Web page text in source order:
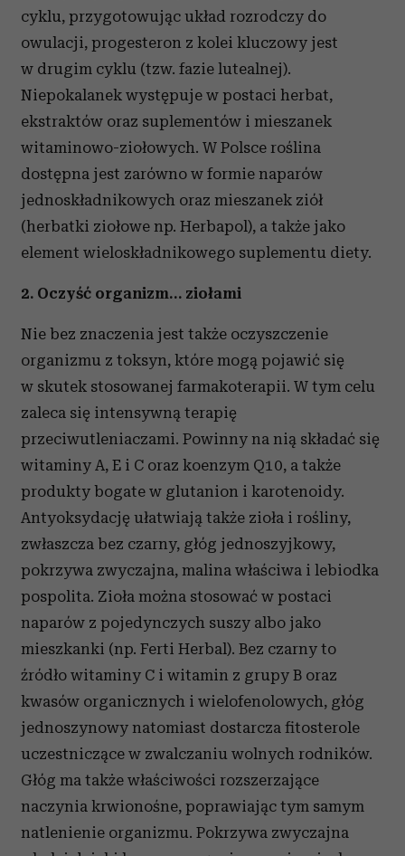
cyklu, przygotowując układ rozrodczy do
owulacji, progesteron z kolei kluczowy jest
w drugim cyklu (tzw. fazie lutealnej).
Niepokalanek występuje w postaci herbat,
ekstraktów oraz suplementów i mieszanek
witaminowo-ziołowych. W Polsce roślina
dostępna jest zarówno w formie naparów
jednoskładnikowych oraz mieszanek ziół
(herbatki ziołowe np. Herbapol), a także jako
element wieloskładnikowego suplementu diety.
2. Oczyść organizm… ziołami
Nie bez znaczenia jest także oczyszczenie
organizmu z toksyn, które mogą pojawić się
w skutek stosowanej farmakoterapii. W tym celu
zaleca się intensywną terapię
przeciwutleniaczami. Powinny na nią składać się
witaminy A, E i C oraz koenzym Q10, a także
produkty bogate w glutanion i karotenoidy.
Antyoksydację ułatwiają także zioła i rośliny,
zwłaszcza bez czarny, głóg jednoszyjkowy,
pokrzywa zwyczajna, malina właściwa i lebiodka
pospolita. Zioła można stosować w postaci
naparów z pojedynczych suszy albo jako
mieszkanki (np. Ferti Herbal). Bez czarny to
źródło witaminy C i witamin z grupy B oraz
kwasów organicznych i wielofenolowych, głóg
jednoszynowy natomiast dostarcza fitosterole
uczestniczące w zwalczaniu wolnych rodników.
Głóg ma także właściwości rozszerzające
naczynia krwionośne, poprawiając tym samym
natlenienie organizmu. Pokrzywa zwyczajna